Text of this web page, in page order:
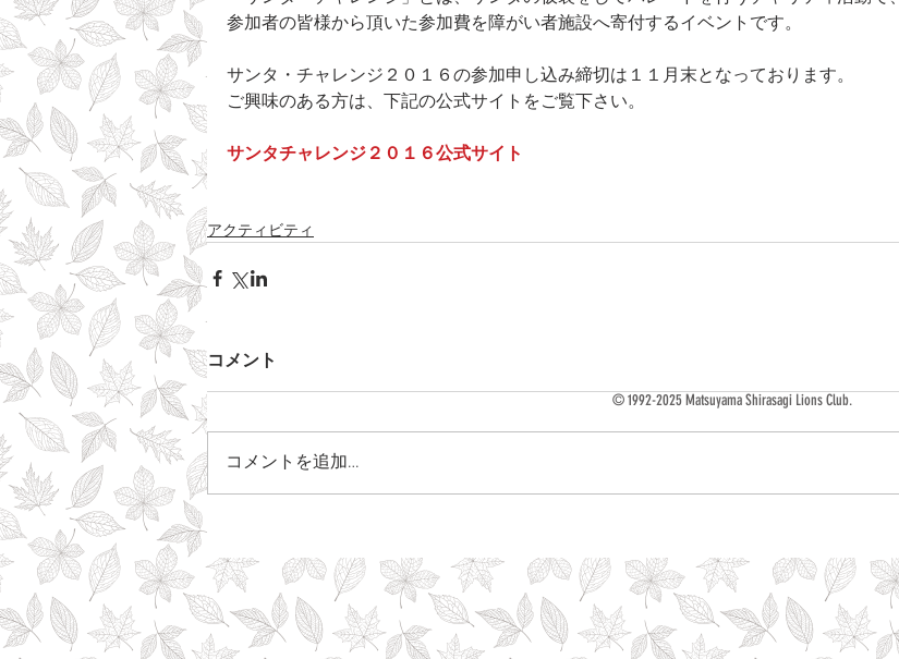
参加者の皆様から頂いた参加費を障がい者施設へ寄付するイベントです。
サンタ・チャレンジ２０１６の参加申し込み締切は１１月末となっております。
ご興味のある方は、下記の公式サイトをご覧下さい。
サンタチャレンジ２０１６公式サイト
アクティビティ
コメント
コメントを追加…
© 1992-2025 Matsuyama Shirasagi Lions Club.